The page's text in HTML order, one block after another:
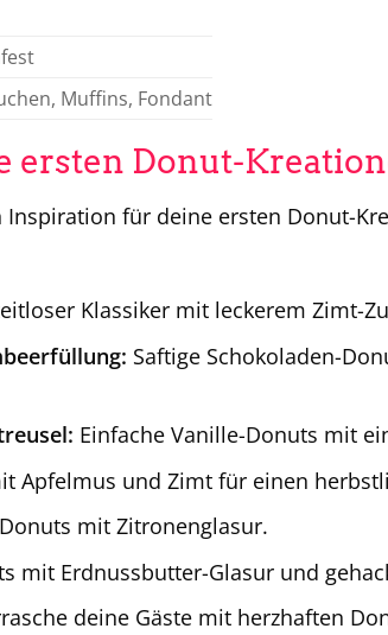
Muffins, Fondant
ersten Donut-
für deine ersten Donut-
Klassiker mit leckerem Zimt-
Saftige Schokoladen-
Einfache Vanille-Donuts mit
Apfelmus und Zimt für einen
mit Zitronenglasur.
mit Erdnussbutter-Glasur und
deine Gäste mit herzhaften